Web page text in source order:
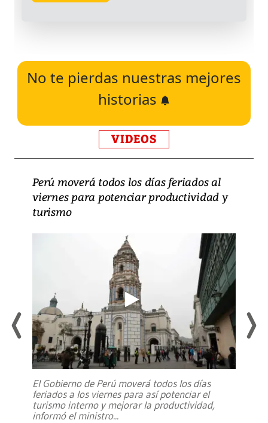
No te pierdas nuestras mejores
historias
VIDEOS
Perú moverá todos los días feriados al
viernes para potenciar productividad y
turismo
El Gobierno de Perú moverá todos los días
feriados a los viernes para así potenciar el
turismo interno y mejorar la productividad,
informó el ministro...